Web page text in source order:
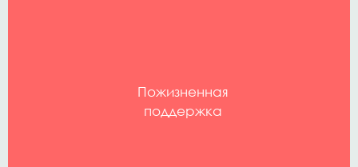
Пожизненная
поддержка